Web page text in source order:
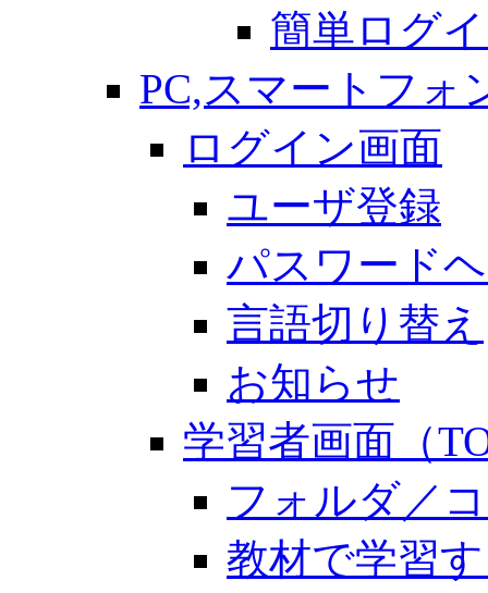
簡単ログ
PC,スマートフォ
ログイン画面
ユーザ登録
パスワード
言語切り替え
お知らせ
学習者画面（
フォルダ／
教材で学習